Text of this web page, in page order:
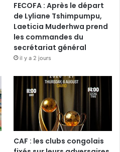
FECOFA : Après le départ
de Lyliane Tshimpumpu,
Laeticia Muderhwa prend
les commandes du
secrétariat général
il y a 2 jours
CAF : les clubs congolais